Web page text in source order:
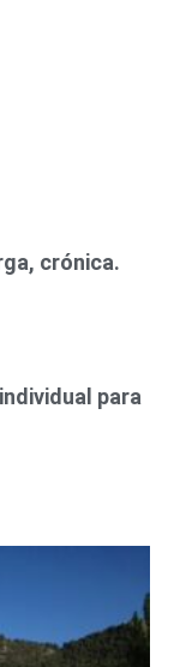
crónica.
para